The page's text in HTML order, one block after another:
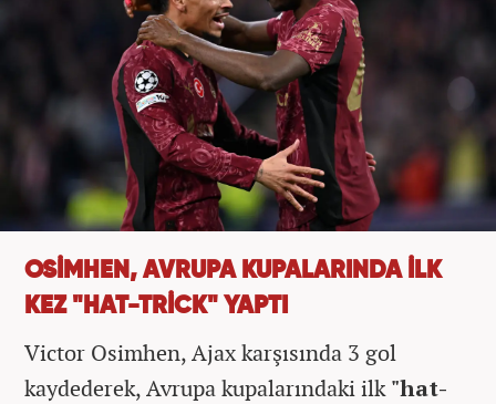
OSİMHEN, AVRUPA KUPALARINDA İLK
KEZ "HAT-TRİCK" YAPTI
Victor Osimhen, Ajax karşısında 3 gol
kaydederek, Avrupa kupalarındaki ilk"hat-